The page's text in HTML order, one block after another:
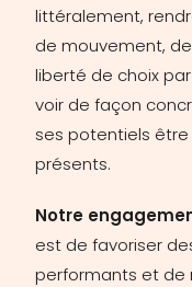
littéralement,
de mouvement,
liberté de choix
voir de façon
ses potentiels
présents.
Notre
est de favoriser
performants et de